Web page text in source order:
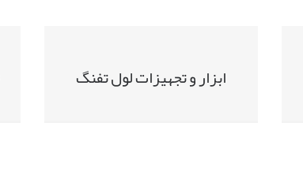
ابزار و تجهیزات لول تفنگ